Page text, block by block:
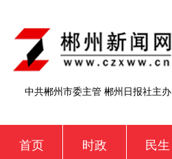
中共郴州市委主管 郴州日报社主办
首页 时政 民生